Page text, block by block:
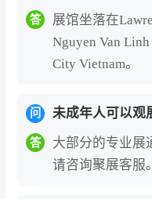
票，国内外观众线
护照信息，门票购
认证审核，对不符
或QR CODE，现
纸质进馆证或直接
越南胡志明美容及
参展商名单部分如
答
展馆坐落在
Nguyen Van
City Vietnam。
问 未成年人可以观
答
大部分的专业展
请咨询聚展客服。